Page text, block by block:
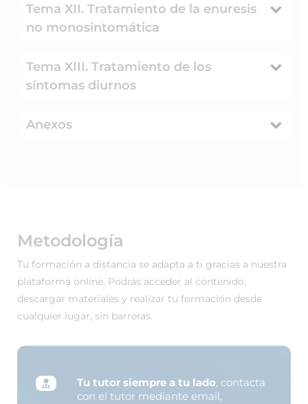
Tema XII. Tratamiento de la enuresis
no monosintomática
Tema XIII. Tratamiento de los
síntomas diurnos
Anexos
Metodología
Tu formación a distancia se adapta a ti gracias a nuestra
plataforma online. Podrás acceder al contenido,
descargar materiales y realizar tu formación desde
cualquier lugar, sin barreras.
Tu tutor siempre a tu lado, contacta
con el tutor mediante email,